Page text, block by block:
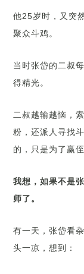
他25岁时，又突
聚众斗鸡。
当时张岱的二叔
得精光。
二叔越输越恼，
粉，还派人寻找
的，只是为了赢侄
我想，如果不是
师了。
有一天，张岱看
头一凉，想到：